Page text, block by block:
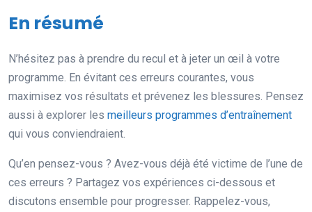
En résumé
N’hésitez pas à prendre du recul et à jeter un œil à votre
programme. En évitant ces erreurs courantes, vous
maximisez vos résultats et prévenez les blessures. Pensez
aussi à explorer les meilleurs programmes d’entraînement
qui vous conviendraient.
Qu’en pensez-vous ? Avez-vous déjà été victime de l’une de
ces erreurs ? Partagez vos expériences ci-dessous et
discutons ensemble pour progresser. Rappelez-vous,